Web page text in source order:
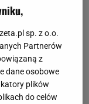
sp. z o.o.
Partnerów
z
dane osobowe
plików
do celów